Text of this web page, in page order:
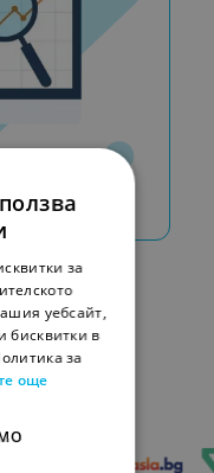
за
уебсайт,
бисквитки в
за
още